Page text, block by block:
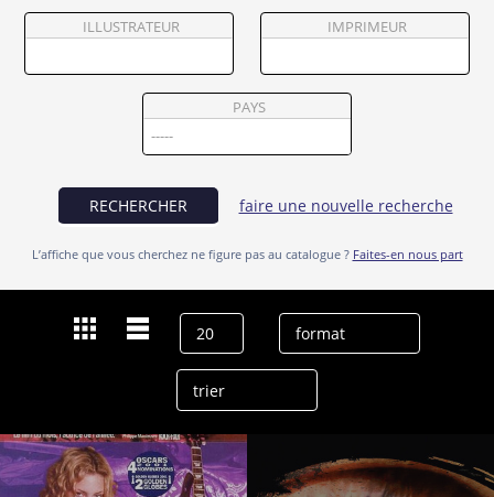
Vendre
ILLUSTRATEUR IMPRIMEUR
PAYS
RECHERCHER faire une nouvelle recherche
L’affiche que vous cherchez ne figure pas au catalogue ? Faites-en nous part